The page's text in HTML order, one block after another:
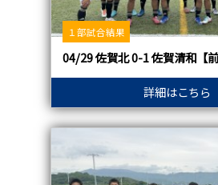
１部試合結果
04/29 佐賀北 0-1 佐賀清和【前
詳細はこちら